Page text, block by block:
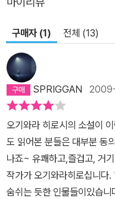
구매자 (1) 전체 (13)
SPRIGGAN
오기와라 히로시의 소설이
도 읽어본 분들은 대부분 동
나죠~ 유쾌하고,즐겁고, 거
작가가 오기와라히로십니다
숨쉬는 듯한 인물들이있습